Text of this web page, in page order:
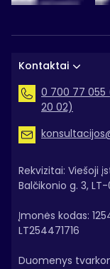
Kontaktai
0 700 77
20 02)
Rekvizitai: Viešoji
Balčikonio g. 3,
Įmonės kodas:
LT254471716
Duomenys